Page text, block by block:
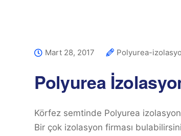
Mart 28, 2017 Polyurea-
Polyurea
Körfez semtinde Polyurea
Bir çok izolasyon firması